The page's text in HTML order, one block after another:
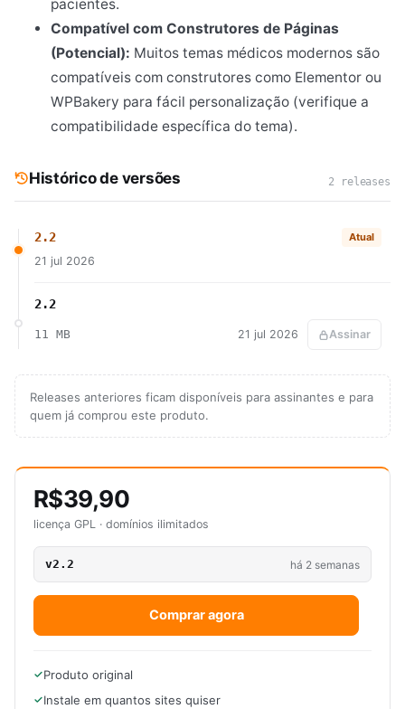
pacientes.
Compatível com Construtores de Páginas
(Potencial): Muitos temas médicos modernos são
compatíveis com construtores como Elementor ou
WPBakery para fácil personalização (verifique a
compatibilidade específica do tema).
Histórico de versões 2 releases
2.2 Atual
21 jul 2026
2.2
11 MB 21 jul 2026 Assinar
Releases anteriores ficam disponíveis para assinantes e para
quem já comprou este produto.
R$39,90
licença GPL · domínios ilimitados
v2.2 há 2 semanas
Comprar agora
Produto original
Instale em quantos sites quiser